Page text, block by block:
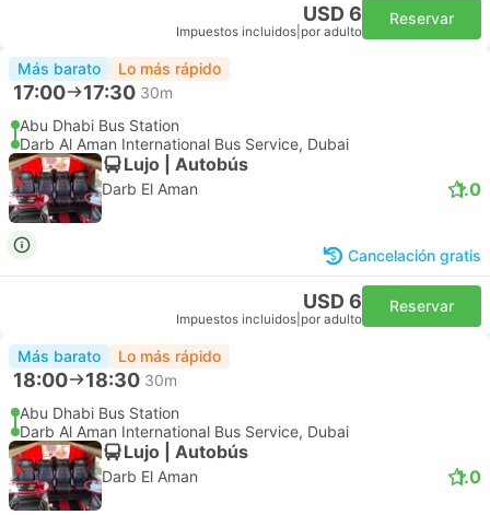
USD 6
Impuestos incluidos por adulto
Reservar
Más barato Lo más rápido
17:00 17:30 30m
Abu Dhabi Bus Station
Darb Al Aman International Bus Service, Dubai
Lujo | Autobús
Darb El Aman 1.0
Cancelación gratis
USD 6
Impuestos incluidos por adulto
Reservar
Más barato Lo más rápido
18:00 18:30 30m
Abu Dhabi Bus Station
Darb Al Aman International Bus Service, Dubai
Lujo | Autobús
Darb El Aman 1.0